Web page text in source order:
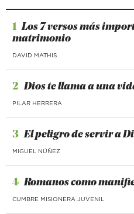
1 Los 7 versos más
matrimonio
DAVID MATHIS
2 Dios te llama a una
PILAR HERRERA
3 El peligro de servir a
MIGUEL NÚÑEZ
4 Romanos como
CUMBRE MISIONERA JUVENIL